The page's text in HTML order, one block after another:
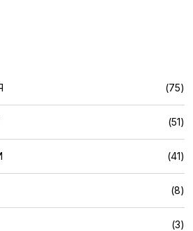
(75)
(51)
(41)
(8)
(3)